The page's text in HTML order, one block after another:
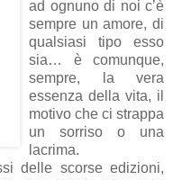
ad ognuno di noi c’è
sempre un amore, di
qualsiasi tipo esso
sia… è comunque,
sempre, la vera
essenza della vita, il
motivo che ci strappa
un sorriso o una
lacrima.
delle scorse edizioni,